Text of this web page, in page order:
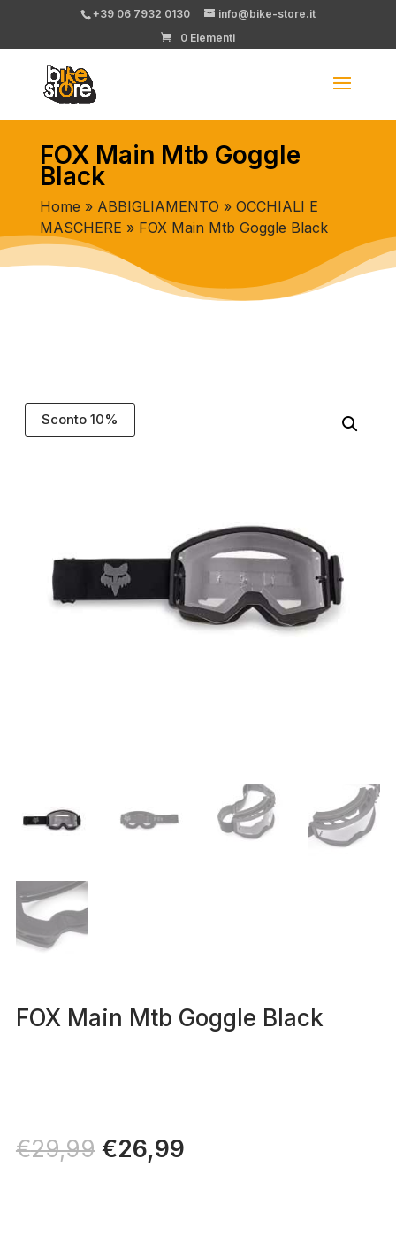
+39 06 7932 0130
info@bike-store.it
0 Elementi
FOX Main Mtb Goggle
Black
Home » ABBIGLIAMENTO » OCCHIALI E
MASCHERE » FOX Main Mtb Goggle Black
Sconto 10%
FOX Main Mtb Goggle Black
€29,99 Il
prezzo
€26,99Il